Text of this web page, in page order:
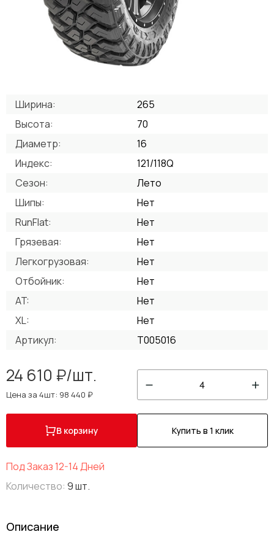
24 610 ₽/шт.
Цена за 4шт: 98 440 ₽
4
В корзину Купить в 1 клик
Под Заказ 12-14 Дней
Количество: 9 шт.
Ширина:
265
Высота:
70
Диаметр:
16
Индекс:
121/118Q
Сезон:
Лето
Шипы:
Нет
RunFlat:
Нет
Грязевая:
Нет
Легкогрузовая:
Нет
Отбойник:
Нет
AT:
Нет
XL:
Нет
Артикул:
T005016
Описание